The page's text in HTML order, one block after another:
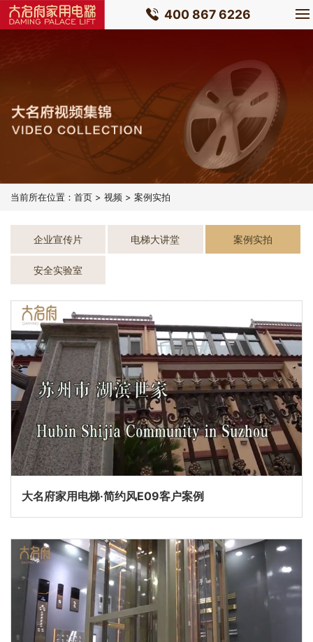
400 867 6226
当前所在位置： 首页 > 视频 > 案例实拍
企业宣传片 电梯大讲堂 案例实拍
安全实验室
大名府家用电梯·简约风E09客户案例